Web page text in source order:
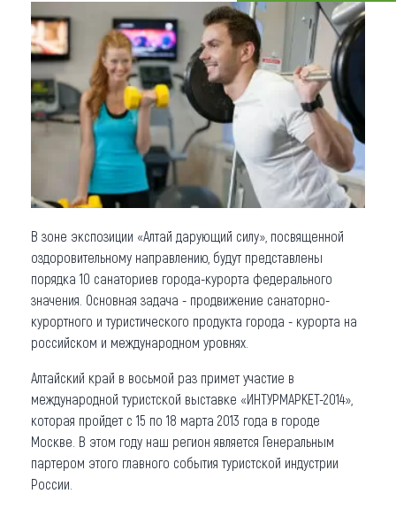
Что привезти (сувениры)
О регионе
Коллекция впечатлений
Другие рубрики
В зоне экспозиции «Алтай дарующий силу», посвященной
оздоровительному направлению, будут представлены
порядка 10 санаториев города-курорта федерального
значения. Основная задача - продвижение санаторно-
курортного и туристического продукта города - курорта на
российском и международном уровнях.
Алтайский край в восьмой раз примет участие в
международной туристской выставке «ИНТУРМАРКЕТ-2014»,
которая пройдет с 15 по 18 марта 2013 года в городе
Москве. В этом году наш регион является Генеральным
партером этого главного события туристской индустрии
России.